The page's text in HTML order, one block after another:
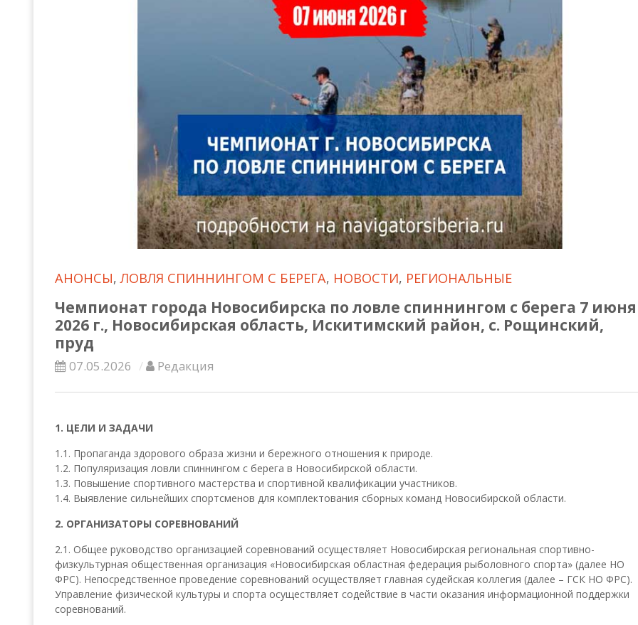
АНОНСЫ,ЛОВЛЯ СПИННИНГОМ С БЕРЕГА, НОВОСТИ, РЕГИОНАЛЬНЫЕ
Чемпионат города Новосибирска по ловле спиннингом с берега 7 июня
2026 г., Новосибирская область, Искитимский район, с. Рощинский,
пруд
07.05.2026 Редакция
1. ЦЕЛИ И ЗАДАЧИ
1.1. Пропаганда здорового образа жизни и бережного отношения к природе.
1.2. Популяризация ловли спиннингом с берега в Новосибирской области.
1.3. Повышение спортивного мастерства и спортивной квалификации участников.
1.4. Выявление сильнейших спортсменов для комплектования сборных команд Новосибирской области.
2. ОРГАНИЗАТОРЫ СОРЕВНОВАНИЙ
2.1. Общее руководство организацией соревнований осуществляет Новосибирская региональная спортивно-
физкультурная общественная организация «Новосибирская областная федерация рыболовного спорта» (далее НО
ФРС). Непосредственное проведение соревнований осуществляет главная судейская коллегия (далее – ГСК НО ФРС).
Управление физической культуры и спорта осуществляет содействие в части оказания информационной поддержки
соревнований.